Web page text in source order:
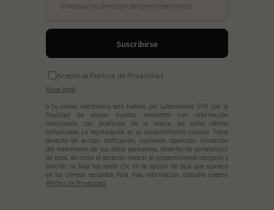
Introduce tu dirección de correo electrónico
Suscribirse
Acepto la Política de Privacidad
Aviso legal
o Su correo electrónico será tratado por Laboratoires SVR con la
finalidad de enviar nuestra newsletter con información
relacionada con productos de la marca, así como ofertas
comerciales. La legitimación es su consentimiento expreso. Tiene
derecho de acceso, ratificación, supresión, oposición, limitación
del tratamiento de sus datos personales, derecho de portabilidad
de estos, así como el derecho revocar el consentimiento otorgado y
solicitar su baja haciendo clic en la opción de baja que aparece
en los correos recibidos. Para más información, consulte nuestra
Política de Privacidad.